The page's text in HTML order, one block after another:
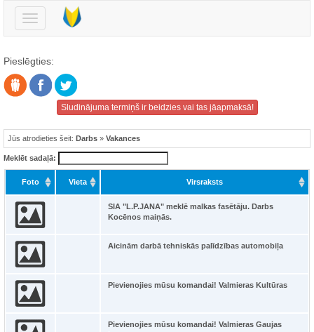
Pārslēgt
navigāciju
Pieslēgties:
Sludinājuma termiņš ir beidzies vai tas jāapmaksā!
Jūs atrodieties šeit: Darbs » Vakances
Meklēt sadaļā:
Foto Vieta Virsraksts
SIA "L.P.JANA" meklē malkas fasētāju. Darbs
Kocēnos maiņās.
Aicinām darbā tehniskās palīdzības automobiļa
Pievienojies mūsu komandai! Valmieras Kultūras
Pievienojies mūsu komandai! Valmieras Gaujas